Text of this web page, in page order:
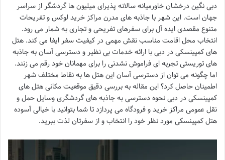
دبی نگین درخشان خاورمیانه سالانه پذیرای میلیون ها گردشگر از سراسر
جهان است. این شهر با جاذبه های مدرن مراکز خرید لوکس و تفریحات
متنوع مقصدی ایده آل برای سفرهای تفریحی و تجاری به شمار می رود.
انتخاب محل اقامت مناسب نقش مهمی در کیفیت سفر ایفا می کند. هتل
های کمپینسکی در دبی با ارائه خدمات بی نظیر و دسترسی آسان به جاذبه
های توریستی تجربه ای فراموش نشدنی را برای مهمانان خود رقم می زنند.
اما چگونه می توان از دسترسی آسان این هتل ها به نقاط مختلف شهر
اطمینان حاصل کرد؟ این مقاله به بررسی دقیق موقعیت مکانی هتل های
کمپینسکی در دبی نحوه دسترسی به جاذبه های گردشگری وسایل حمل و
نقل عمومی مراکز خرید و فرودگاه می پردازد تا شما بتوانید با خیالی آسوده
هتل کمپینسکی مورد نظر خود را انتخاب و از سفرتان لذت ببرید.